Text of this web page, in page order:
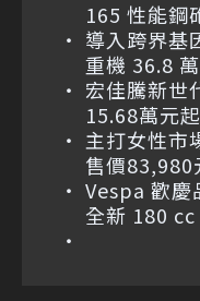
165 性能鋼
導入跨界基
重機 36.8
宏佳騰新世
15.68萬元
主打女性市
售價83,980
Vespa 歡
全新 180